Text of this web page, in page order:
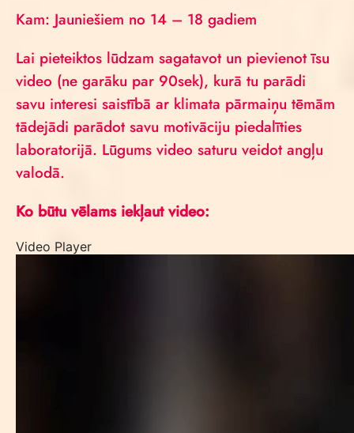
Kam: Jauniešiem no 14 – 18 gadiem
Lai pieteiktos lūdzam sagatavot un pievienot īsu
video (ne garāku par 90sek), kurā tu parādi
savu interesi saistībā ar klimata pārmaiņu tēmām
tādejādi parādot savu motivāciju piedalīties
laboratorijā. Lūgums video saturu veidot angļu
valodā.
Ko būtu vēlams iekļaut video:
Video Player